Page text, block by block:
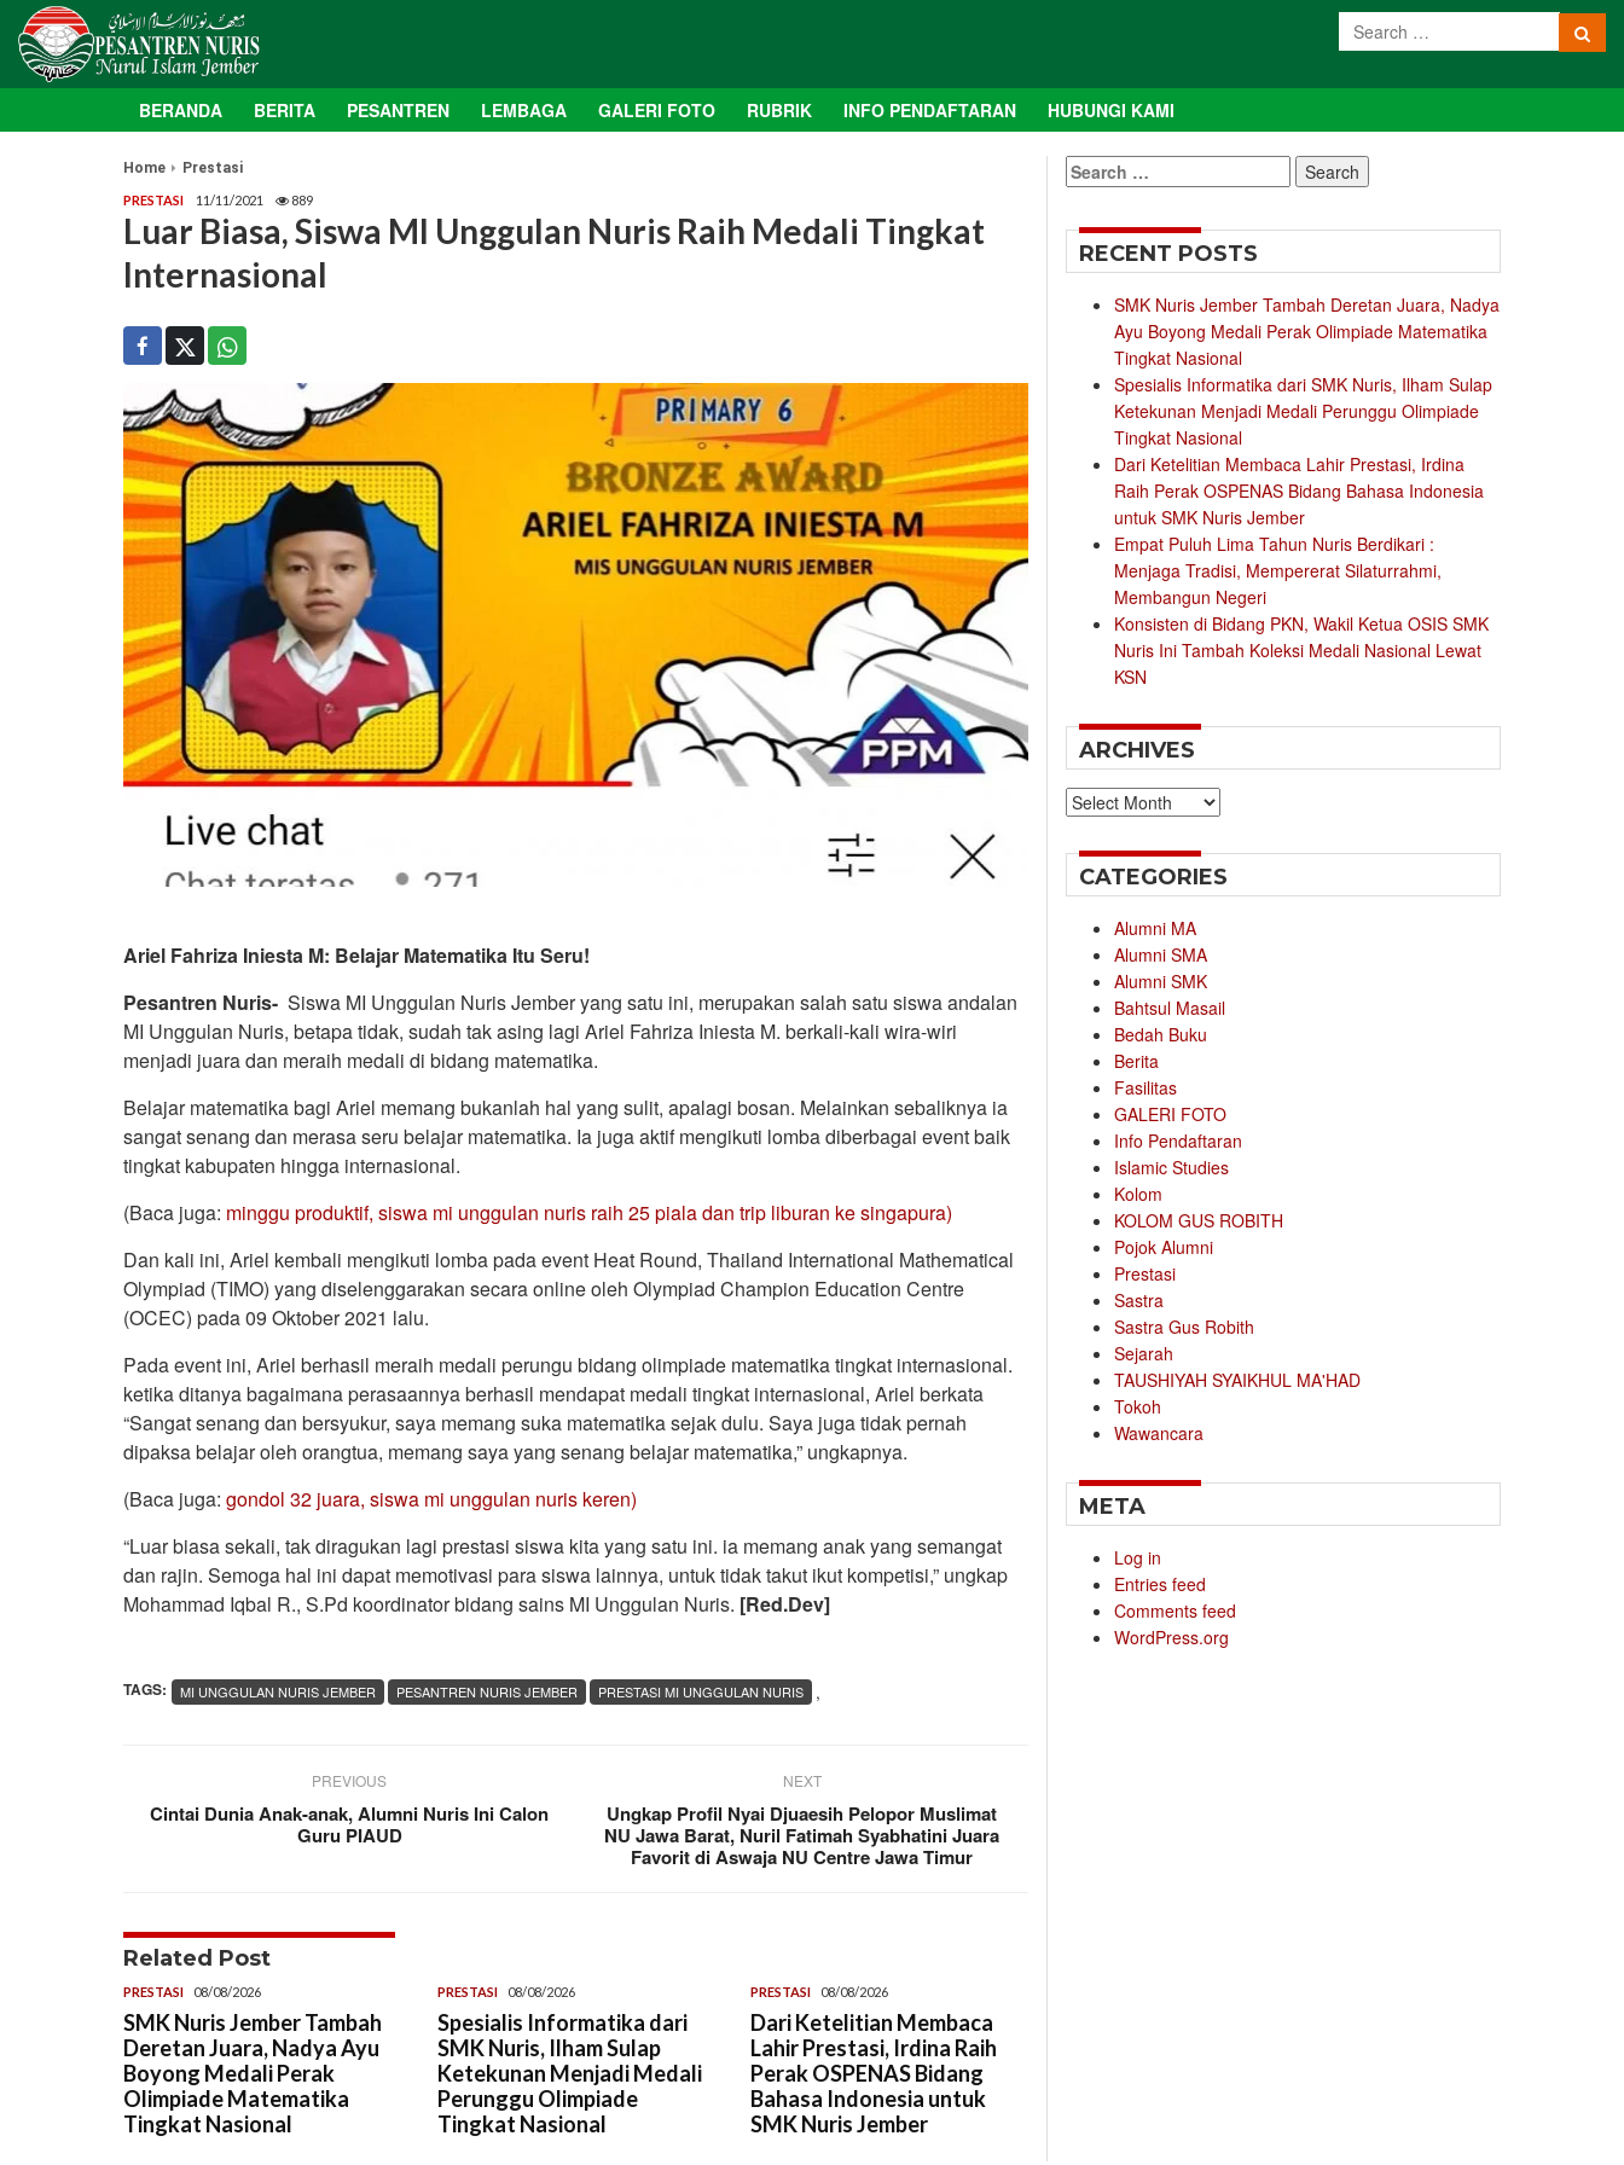
BERANDA BERITA PESANTREN LEMBAGA GALERI FOTO RUBRIK INFO PENDAFTARAN HUBUNGI KAMI
Home Prestasi
PRESTASI 11/11/2021 889
Luar Biasa, Siswa MI Unggulan Nuris Raih Medali Tingkat
Internasional
Ariel Fahriza Iniesta M: Belajar Matematika Itu Seru!
Pesantren Nuris- Siswa MI Unggulan Nuris Jember yang satu ini, merupakan salah satu siswa andalan
MI Unggulan Nuris, betapa tidak, sudah tak asing lagi Ariel Fahriza Iniesta M. berkali-kali wira-wiri
menjadi juara dan meraih medali di bidang matematika.
Belajar matematika bagi Ariel memang bukanlah hal yang sulit, apalagi bosan. Melainkan sebaliknya ia
sangat senang dan merasa seru belajar matematika. Ia juga aktif mengikuti lomba diberbagai event baik
tingkat kabupaten hingga internasional.
(Baca juga: minggu produktif, siswa mi unggulan nuris raih 25 piala dan trip liburan ke singapura)
Dan kali ini, Ariel kembali mengikuti lomba pada event Heat Round, Thailand International Mathematical
Olympiad (TIMO) yang diselenggarakan secara online oleh Olympiad Champion Education Centre
(OCEC) pada 09 Oktober 2021 lalu.
Pada event ini, Ariel berhasil meraih medali perungu bidang olimpiade matematika tingkat internasional.
ketika ditanya bagaimana perasaannya berhasil mendapat medali tingkat internasional, Ariel berkata
“Sangat senang dan bersyukur, saya memang suka matematika sejak dulu. Saya juga tidak pernah
dipaksa belajar oleh orangtua, memang saya yang senang belajar matematika,” ungkapnya.
(Baca juga: gondol 32 juara, siswa mi unggulan nuris keren)
“Luar biasa sekali, tak diragukan lagi prestasi siswa kita yang satu ini. ia memang anak yang semangat
dan rajin. Semoga hal ini dapat memotivasi para siswa lainnya, untuk tidak takut ikut kompetisi,” ungkap
Mohammad Iqbal R., S.Pd koordinator bidang sains MI Unggulan Nuris. [Red.Dev]
TAGS: ,
MI UNGGULAN NURIS JEMBER PESANTREN NURIS JEMBER PRESTASI MI UNGGULAN NURIS
PREVIOUS
Cintai Dunia Anak-anak, Alumni Nuris Ini Calon
Guru PIAUD
NEXT
Ungkap Profil Nyai Djuaesih Pelopor Muslimat
NU Jawa Barat, Nuril Fatimah Syabhatini Juara
Favorit di Aswaja NU Centre Jawa Timur
Related Post
PRESTASI 08/08/2026
SMK Nuris Jember Tambah
Deretan Juara, Nadya Ayu
Boyong Medali Perak
Olimpiade Matematika
Tingkat Nasional
PRESTASI 08/08/2026
Spesialis Informatika dari
SMK Nuris, Ilham Sulap
Ketekunan Menjadi Medali
Perunggu Olimpiade
Tingkat Nasional
PRESTASI 08/08/2026
Dari Ketelitian Membaca
Lahir Prestasi, Irdina Raih
Perak OSPENAS Bidang
Bahasa Indonesia untuk
SMK Nuris Jember
Search
for:
RECENT POSTS
SMK Nuris Jember Tambah Deretan Juara, Nadya
Ayu Boyong Medali Perak Olimpiade Matematika
Tingkat Nasional
Spesialis Informatika dari SMK Nuris, Ilham Sulap
Ketekunan Menjadi Medali Perunggu Olimpiade
Tingkat Nasional
Dari Ketelitian Membaca Lahir Prestasi, Irdina
Raih Perak OSPENAS Bidang Bahasa Indonesia
untuk SMK Nuris Jember
Empat Puluh Lima Tahun Nuris Berdikari :
Menjaga Tradisi, Mempererat Silaturrahmi,
Membangun Negeri
Konsisten di Bidang PKN, Wakil Ketua OSIS SMK
Nuris Ini Tambah Koleksi Medali Nasional Lewat
KSN
ARCHIVES
Archives
CATEGORIES
Alumni MA
Alumni SMA
Alumni SMK
Bahtsul Masail
Bedah Buku
Berita
Fasilitas
GALERI FOTO
Info Pendaftaran
Islamic Studies
Kolom
KOLOM GUS ROBITH
Pojok Alumni
Prestasi
Sastra
Sastra Gus Robith
Sejarah
TAUSHIYAH SYAIKHUL MA'HAD
Tokoh
Wawancara
META
Log in
Entries feed
Comments feed
WordPress.org